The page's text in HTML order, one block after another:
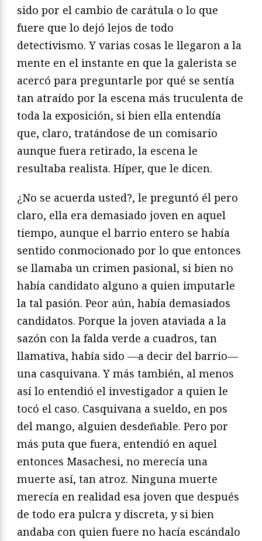
sido por el cambio de carátula o lo que
fuere que lo dejó lejos de todo
detectivismo. Y varias cosas le llegaron a la
mente en el instante en que la galerista se
acercó para preguntarle por qué se sentía
tan atraído por la escena más truculenta de
toda la exposición, si bien ella entendía
que, claro, tratándose de un comisario
aunque fuera retirado, la escena le
resultaba realista. Híper, que le dicen.
¿No se acuerda usted?, le preguntó él pero
claro, ella era demasiado joven en aquel
tiempo, aunque el barrio entero se había
sentido conmocionado por lo que entonces
se llamaba un crimen pasional, si bien no
había candidato alguno a quien imputarle
la tal pasión. Peor aún, había demasiados
candidatos. Porque la joven ataviada a la
sazón con la falda verde a cuadros, tan
llamativa, había sido —a decir del barrio—
una casquivana. Y más también, al menos
así lo entendió el investigador a quien le
tocó el caso. Casquivana a sueldo, en pos
del mango, alguien desdeñable. Pero por
más puta que fuera, entendió en aquel
entonces Masachesi, no merecía una
muerte así, tan atroz. Ninguna muerte
merecía en realidad esa joven que después
de todo era pulcra y discreta, y si bien
andaba con quien fuere no hacía escándalo